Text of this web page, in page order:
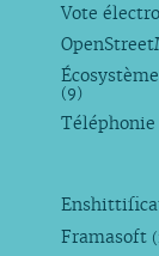
Vote
(9)
Framasoft